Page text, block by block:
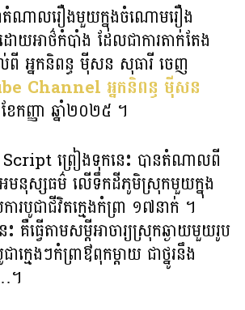
ាតំណាលរឿងមួយក្នុងចំណោមរឿង
ោយអាថ៌កំបាំង ដែលជាការតាក់តែង
ល់ពី អ្នកនិពន្ធ មុីសន សុធារី ចេញ
Channel អ្នកនិពន្ធ មុីសន
ែកញ្ញា ឆ្នាំ២០២៥ ។
ព្រៀងទុកនេះ បានតំណាលពី
មនុស្សធម៌ លើទឹកដីភូមិស្រុកមួយក្នុង
របូជាជីវិតក្មេងកំព្រា ១៧នាក់ ។
ះ គឺធ្វើតាមសម្តីអាចារ្យស្រុកឆ្ងាយមួយរូប
មេងៗកំព្រាឳពុកម្តាយ ជាថ្នូរនឹង
។